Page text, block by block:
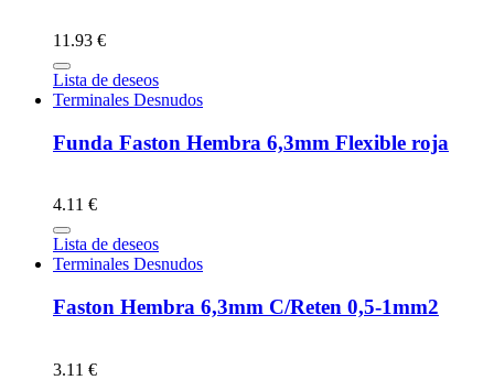
11.93 €
Lista de deseos
Terminales Desnudos
Funda Faston Hembra 6,3mm Flexible roja
4.11 €
Lista de deseos
Terminales Desnudos
Faston Hembra 6,3mm C/Reten 0,5-1mm2
3.11 €